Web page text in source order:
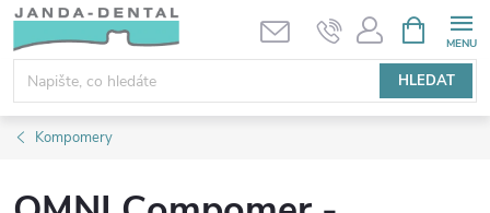
Přejít
obsah
HLEDAT
NÁKUPNÍ
KOŠÍK
Kompomery